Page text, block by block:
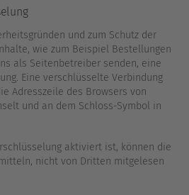
und zum Schutz der
wie zum Beispiel Bestellungen
als Seitenbetreiber senden, eine
Eine verschlüsselte Verbindung
Adresszeile des Browsers von
und an dem Schloss-Symbol in
aktiviert ist, können die
nicht von Dritten mitgelesen